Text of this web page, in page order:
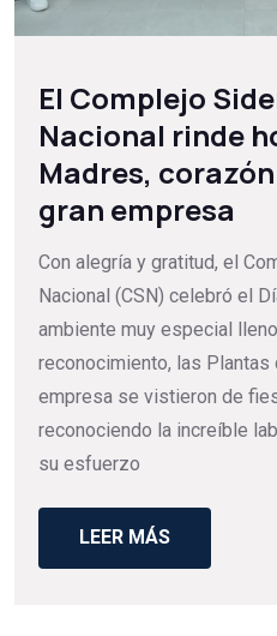
El Complejo
Nacional rinde
Madres,
gran empresa
Con alegría y gratitud, el
Nacional (CSN) celebró el
ambiente muy especial
reconocimiento, las Plantas
empresa se vistieron de
reconociendo la increíble
su esfuerzo
LEER MÁS